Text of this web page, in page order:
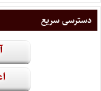
دسترسی سریع